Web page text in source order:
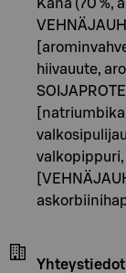
Kana (70 %,
hiivauute,
Yhteystiedot